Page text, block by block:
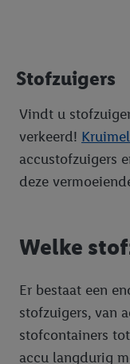
Stofzuigers
Vindt u
verkeerd!
accustofzuigers
deze
Welke
Er bestaat een
stofzuigers, van
stofcontainers
accu langdurig